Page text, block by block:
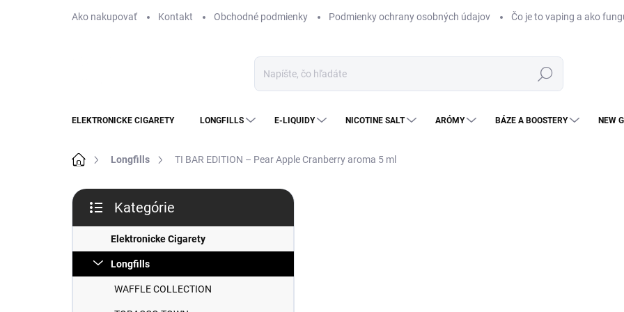
Ako nakupovať Kontakt Obchodné podmienky Podmienky ochrany osobných údajov Čo je to vaping a ako
Hľadať
ELEKTRONICKE CIGARETY LONGFILLS E-LIQUIDY NICOTINE SALT ARÓMY BÁZE A BOOSTERY NEW
DomovLongfills TI BAR EDITION – Pear Apple Cranberry aroma 5 ml
B
č
ý
p
kategórie
Kategórie
Elektronicke Cigarety
Longfills
WAFFLE COLLECTION